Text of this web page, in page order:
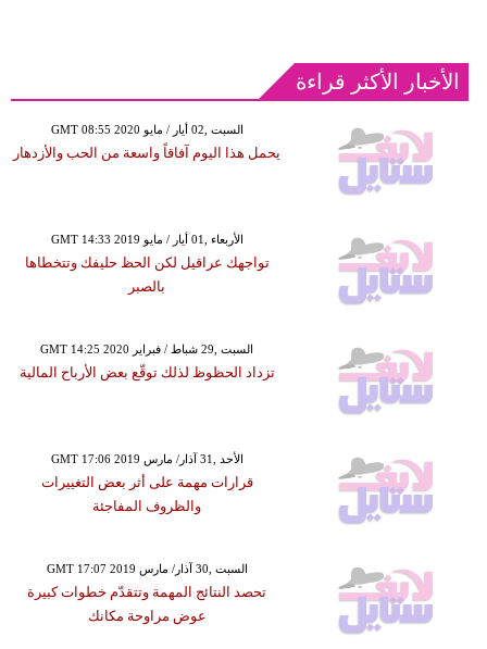
الأخبار الأكثر قراءة
GMT 08:55 2020 السبت ,02 أيار / مايو
يحمل هذا اليوم آفاقاً واسعة من الحب والأزدهار
GMT 14:33 2019 الأربعاء ,01 أيار / مايو
تواجهك عراقيل لكن الحظ حليفك وتتخطاها
بالصبر
GMT 14:25 2020 السبت ,29 شباط / فبراير
تزداد الحظوظ لذلك توقّع بعض الأرباح المالية
GMT 17:06 2019 الأحد ,31 آذار/ مارس
قرارات مهمة على أثر بعض التغييرات
والظروف المفاجئة
GMT 17:07 2019 السبت ,30 آذار/ مارس
تحصد النتائج المهمة وتتقدّم خطوات كبيرة
عوض مراوحة مكانك